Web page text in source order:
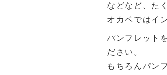
などなど、た
オカベではイ
パンフレット
ださい。
もちろんパン